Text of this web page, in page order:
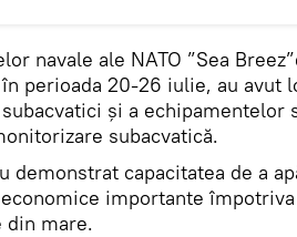
navale ale NATO ”Sea
perioada 20-26 iulie, au avut
și a echipamentelor
subacvatică.
capacitatea de a
importante
din mare.